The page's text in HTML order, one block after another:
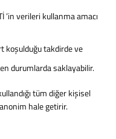
’in verileri kullanma amacı
koşulduğu takdirde ve
durumlarda saklayabilir.
tüm diğer kişisel
hale getirir.